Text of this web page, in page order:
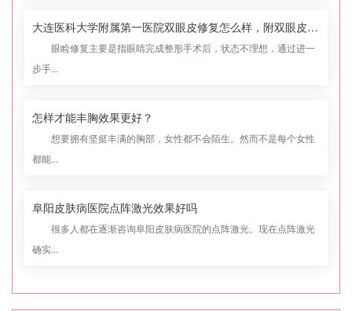
大连医科大学附属第一医院双眼皮修复怎么样，附双眼皮修复案例
眼睑修复主要是指眼睛完成整形手术后，状态不理想，通过进一
步手...
怎样才能丰胸效果更好？
想要拥有坚挺丰满的胸部，女性都不会陌生。然而不是每个女性
都能...
阜阳皮肤病医院点阵激光效果好吗
很多人都在逐渐咨询阜阳皮肤病医院的点阵激光。现在点阵激光
确实...